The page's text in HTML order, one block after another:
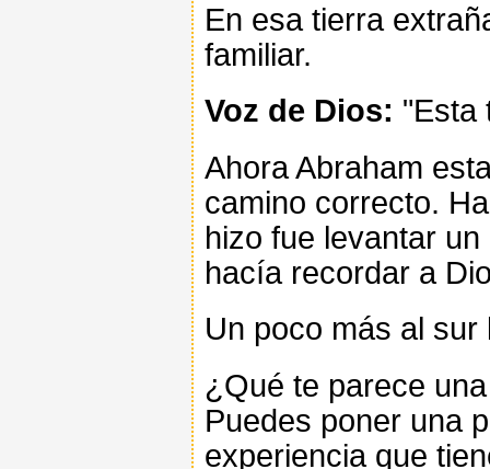
En esa tierra
familiar.
Voz de Dios: "Esta
Ahora Abraham
camino correcto.
hizo fue levantar
hacía recordar a
Un poco más al sur
¿Qué te parece
Puedes poner una
experiencia que